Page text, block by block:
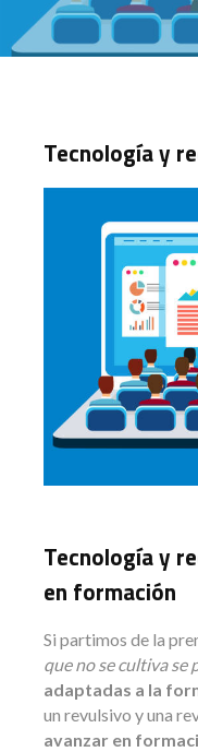
Tecnología y
Tecnología y
en formación
Si partimos de la
que no se cultiva se
adaptadas a la
un revulsivo y una
avanzar en